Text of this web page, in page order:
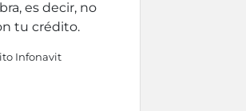
es decir, no
tu crédito.
Infonavit